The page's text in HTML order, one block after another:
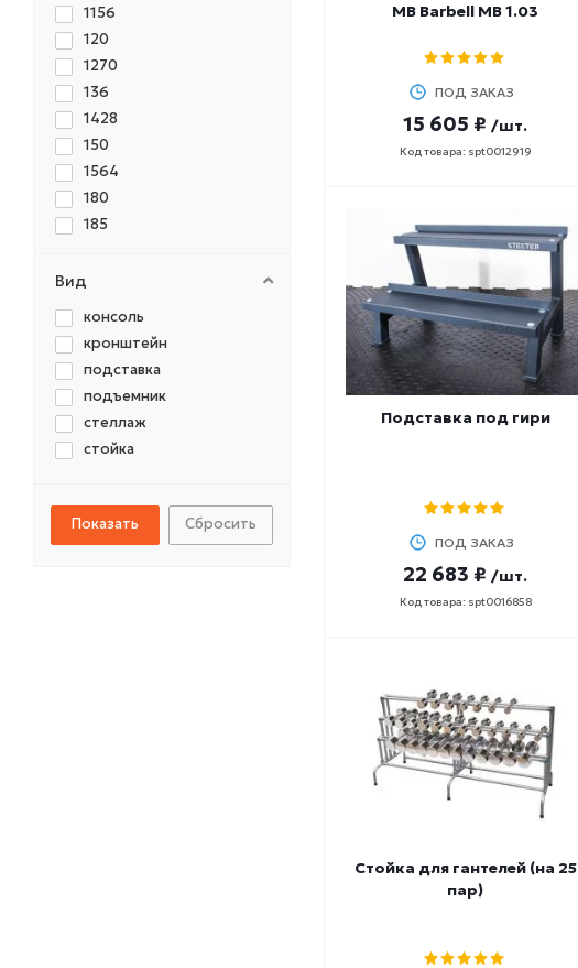
MB Barbell MB 1.03
ПОД ЗАКАЗ
15 605 ₽ /шт.
Код товара: spt0012919
Подставка под гири
ПОД ЗАКАЗ
22 683 ₽ /шт.
Код товара: spt0016858
Стойка для гантелей (на 25
пар)
1156
120
1270
136
1428
150
1564
180
185
200
250
260
294
500
Вид
консоль
кронштейн
подставка
подъемник
стеллаж
стойка
Сбросить